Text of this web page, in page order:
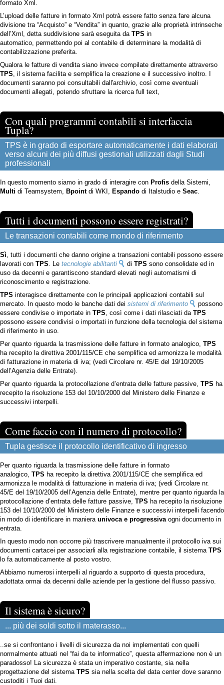
formato Xml.
L’upload delle fatture in formato Xml potrà essere fatto senza fare alcuna
divisione tra “Acquisto” e “Vendita” in quanto, grazie alle proprietà intrinseche
dell’Xml, detta suddivisione sarà eseguita da TPS in
automatico, permettendo poi al contabile di determinare la modalità di
contabilizzazione preferita.
Qualora le fatture di vendita siano invece compilate direttamente attraverso
TPS, il sistema facilita e semplifica la creazione e il successivo inoltro. I
documenti saranno poi consultabili dall'archivio, così come eventuali
documenti allegati, potendo sfruttare la ricerca full text,
Con quali programmi contabili si interfaccia
Tupla?
TPS è in grado di esportare automaticamente i dati elaborati
verso alcuni dei più diffusi gestionali utilizzati dagli Studi
professionali
In questo momento siamo in grado di interagire con Profis della Sistemi,
Multi di Teamsystem, Bpointdi WKI, Espando di Italstudio e Seac.
Tutti i documenti possono essere registrati?
Le transazioni contabili come mondo di riferimento
Sì, tutti i documenti che danno origine a transazioni contabili possono essere
lavorati con TPS. Le tecnologie abilitanti di TPS sono consolidate ed in
uso da decenni e garantiscono standard elevati negli automatismi di
riconoscimento e registrazione.
TPS interagisce direttamente con le principali applicazioni contabili sul
mercato. In questo modo le banche dati dei sistemi di riferimento
possono
essere condivise o importate in TPS, così come i dati rilasciati da TPS
possono essere condivisi o importati in funzione della tecnologia del sistema
di riferimento in uso.
Per quanto riguarda la trasmissione delle fatture in formato analogico, TPS
ha recepito la direttiva 2001/115/CE che semplifica ed armonizza le modalità
di fatturazione in materia di iva; (vedi Circolare nr. 45/E del 19/10/2005
dell’Agenzia delle Entrate).
Per quanto riguarda la protocollazione d’entrata delle fatture passive, TPS ha
recepito la risoluzione 153 del 10/10/2000 del Ministero delle Finanze e
successivi interpelli.
Come faccio con il numero di protocollo?
Tupla gestisce il protocollo identificativo di ingresso
Per quanto riguarda la trasmissione delle fatture in formato
analogico, TPS ha recepito la direttiva 2001/115/CE che semplifica ed
armonizza le modalità di fatturazione in materia di iva; (vedi Circolare nr.
45/E del 19/10/2005 dell’Agenzia delle Entrate), mentre per quanto riguarda la
protocollazione d’entrata delle fatture passive, TPS ha recepito la risoluzione
153 del 10/10/2000 del Ministero delle Finanze e successivi interpelli facendo
in modo di identificare in maniera univoca e progressivaogni documento in
entrata.
In questo modo non occorre più trascrivere manualmente il protocollo iva sui
documenti cartacei per associarli alla registrazione contabile, il sistema TPS
lo fa automaticamente al posto vostro.
Abbiamo numerosi interpelli al riguardo a supporto di questa procedura,
adottata ormai da decenni dalle aziende per la gestione del flusso passivo.
Il sistema è sicuro?
... più dei soldi sotto il materasso...
..se si confrontano i livelli di sicurezza da noi implementati con quelli
normalmente attuati nel “fai da te informatico”, questa affermazione non è un
paradosso! La sicurezza è stata un imperativo costante, sia nella
progettazione del sistema TPS sia nella scelta del data center dove saranno
custoditi i Tuoi dati.